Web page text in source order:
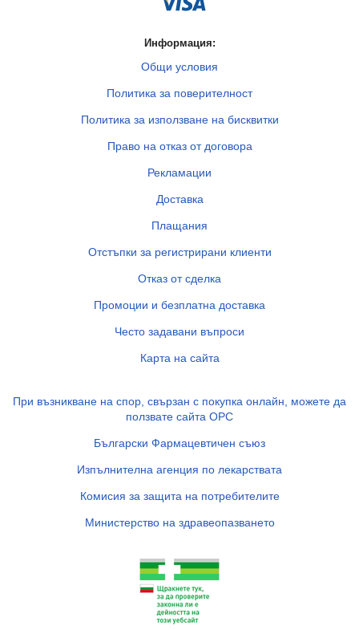
Информация:
Общи условия
Политика за поверителност
Политика за използване на бисквитки
Право на отказ от договора
Рекламации
Доставка
Плащания
Отстъпки за регистрирани клиенти
Отказ от сделка
Промоции и безплатна доставка
Често задавани въпроси
Карта на сайта
При възникване на спор, свързан с покупка онлайн, можете да
ползвате сайта ОРС
Български Фармацевтичен съюз
Изпълнителна агенция по лекарствата
Комисия за защита на потребителите
Министерство на здравеопазването